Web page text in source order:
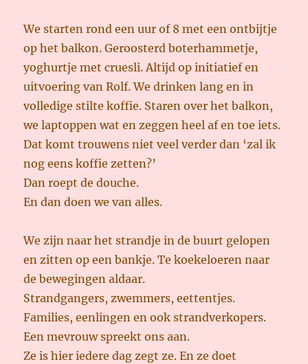
We starten rond een uur of 8 met een ontbijtje
op het balkon. Geroosterd boterhammetje,
yoghurtje met cruesli. Altijd op initiatief en
uitvoering van Rolf. We drinken lang en in
volledige stilte koffie. Staren over het balkon,
we laptoppen wat en zeggen heel af en toe iets.
Dat komt trouwens niet veel verder dan ‘zal ik
nog eens koffie zetten?’
Dan roept de douche.
En dan doen we van alles.
We zijn naar het strandje in de buurt gelopen
en zitten op een bankje. Te koekeloeren naar
de bewegingen aldaar.
Strandgangers, zwemmers, eettentjes.
Families, eenlingen en ook strandverkopers.
Een mevrouw spreekt ons aan.
Ze is hier iedere dag zegt ze. En ze doet